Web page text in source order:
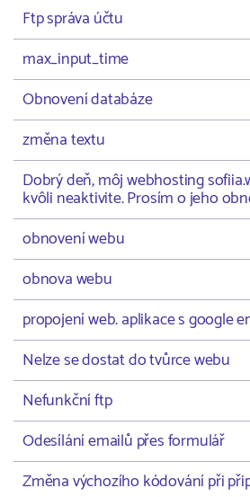
Ftp správa účtu
max_input_time
Obnovení databáze
změna textu
Dobrý deň, môj webhosting
kvôli neaktivite. Prosím o jeho
obnovení webu
obnova webu
propojení web. aplikace s google
Nelze se dostat do tvůrce webu
Nefunkční ftp
Odesílání emailů přes formulář
Změna výchozího kódování při